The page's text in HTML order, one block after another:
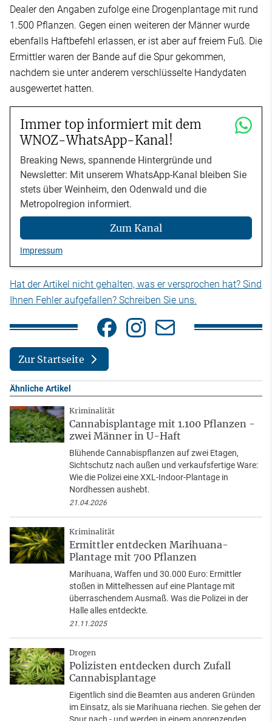
Dealer den Angaben zufolge eine Drogenplantage mit rund
1.500 Pflanzen. Gegen einen weiteren der Männer wurde
ebenfalls Haftbefehl erlassen, er ist aber auf freiem Fuß. Die
Ermittler waren der Bande auf die Spur gekommen,
nachdem sie unter anderem verschlüsselte Handydaten
ausgewertet hatten.
Immer top informiert mit dem
WNOZ-WhatsApp-Kanal!
Breaking News, spannende Hintergründe und
Newsletter: Mit unserem WhatsApp-Kanal bleiben Sie
stets über Weinheim, den Odenwald und die
Metropolregion informiert.
Zum Kanal
Impressum
Hat der Artikel nicht gehalten, was er versprochen hat? Sind
Ihnen Fehler aufgefallen? Schreiben Sie uns.
Zur Startseite
Ähnliche Artikel
Kriminalität
Cannabisplantage mit 1.100 Pflanzen -
zwei Männer in U-Haft
Blühende Cannabispflanzen auf zwei Etagen,
Sichtschutz nach außen und verkaufsfertige Ware:
Wie die Polizei eine XXL-Indoor-Plantage in
Nordhessen aushebt.
21.04.2026
Kriminalität
Ermittler entdecken Marihuana-
Plantage mit 700 Pflanzen
Marihuana, Waffen und 30.000 Euro: Ermittler
stoßen in Mittelhessen auf eine Plantage mit
überraschendem Ausmaß. Was die Polizei in der
Halle alles entdeckte.
21.11.2025
Drogen
Polizisten entdecken durch Zufall
Cannabisplantage
Eigentlich sind die Beamten aus anderen Gründen
im Einsatz, als sie Marihuana riechen. Sie gehen der